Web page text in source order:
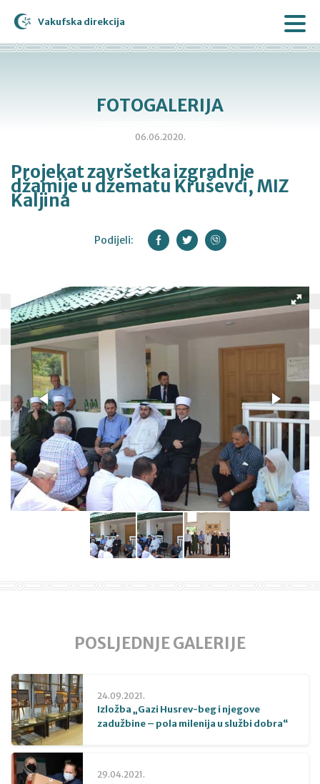
Vakufska direkcija
FOTOGALERIJA
06.06.2020.
Projekat završetka izgradnje
džamije u džematu Kruševci, MIZ
Kaljina
Podijeli:
POSLJEDNJE GALERIJE
24.09.2021.
Izložba „Gazi Husrev-beg i njegove
zadužbine – pola milenija u službi dobra“
29.04.2021.